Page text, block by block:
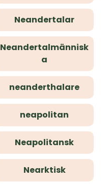
Neandertalar
Neandertalmännisk
a
neanderthalare
neapolitan
Neapolitansk
Nearktisk